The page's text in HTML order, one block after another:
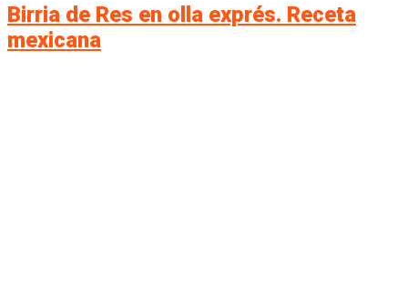
Birria de Res en olla exprés. Receta
mexicana